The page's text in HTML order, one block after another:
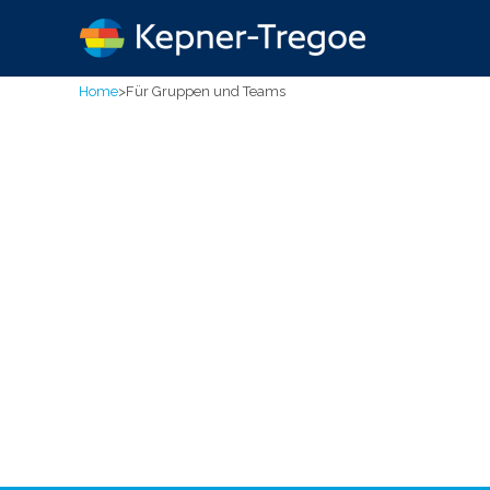
Home>Für Gruppen und Teams